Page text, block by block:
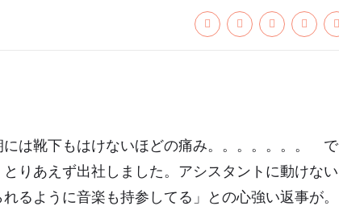
は靴下もはけないほどの痛み。。。。。。。 で
りあえず出社しました。アシスタントに動けない
るように音楽も持参してる」との心強い返事が。